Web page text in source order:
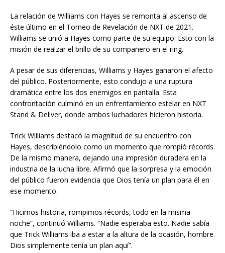
La relación de Williams con Hayes se remonta al ascenso de
éste último en el Torneo de Revelación de NXT de 2021.
Williams se unió a Hayes como parte de su equipo. Esto con la
misión de realzar el brillo de su compañero en el ring.
A pesar de sus diferencias, Williams y Hayes ganaron el afecto
del público. Posteriormente, esto condujo a una ruptura
dramática entre los dos enemigos en pantalla. Esta
confrontación culminó en un enfrentamiento estelar en NXT
Stand & Deliver, donde ambos luchadores hicieron historia.
Trick Williams destacó la magnitud de su encuentro con
Hayes, describiéndolo como un momento que rompió récords.
De la mismo manera, dejando una impresión duradera en la
industria de la lucha libre. Afirmó que la sorpresa y la emoción
del público fueron evidencia que Dios tenía un plan para él en
ese momento.
“Hicimos historia, rompimos récords, todo en la misma
noche”, continuó Williams. “Nadie esperaba esto. Nadie sabía
que Trick Williams iba a estar a la altura de la ocasión, hombre.
Dios simplemente tenía un plan aquí”.